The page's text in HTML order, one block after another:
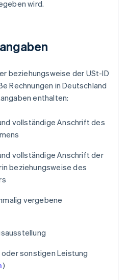
wird.
beziehungsweise der USt-ID
Rechnungen in Deutschland
enthalten:
vollständige Anschrift des
vollständige Anschrift der
beziehungsweise des
vergebene
sonstigen Leistung
)